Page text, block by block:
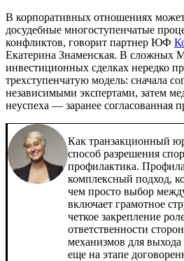
В корпоративных отношениях
досудебные многоступенчатые
конфликтов, говорит партнер ЮФ
Екатерина Знаменская. В сложных
инвестиционных сделках нередко
трехступенчатую модель: сначала
независимыми экспертами, затем
неуспеха — заранее согласованная
Как транзакционный
способ разрешения
профилактика.
комплексный подход,
чем просто выбор
включает грамотное
четкое закрепление
ответственности
механизмов для
еще на этапе